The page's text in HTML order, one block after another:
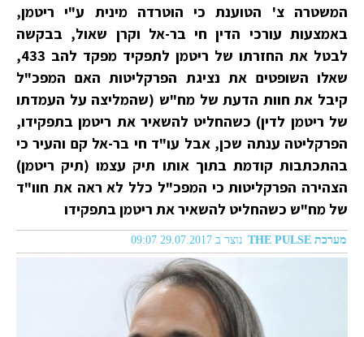
המשטרה צ' הטוענת כי הוטרדה מינית ע"י ריטמן,
באמצעות עורכי הדין חי בר-אל וקרן שאול, בבקשה
לבטל את החזרתו של ריטמן לתפקיד מפקד להב 433,
שאלו השופטים את נציגת הפרקליטות האם המפכ"ל
קיבל את חוות הדעת של מח"ש (שהמליצה על העמדתו
של ריטמן לדין) כשהחליט להשאיר את ריטמן בתפקידו,
הפרקליטה ענתה שכן, אבל עו"ד חי בר-אל קם והעיר כי
בהתכתבות קודמת בתוך אותו תיק עצמו (תיק ריטמן)
הצהירה הפרקליטות כי המפכ"ל כלל לא ראה את חוו"ד
של מח"ש כשהחליט להשאיר את ריטמן בתפקידו
מערכת THE PULSE נוצר ב 29.07.2017 09:07